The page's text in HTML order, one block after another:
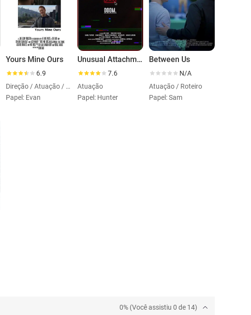
Yours Mine Ours
6.9
Direção / Atuação / Roteiro
Papel: Evan
Unusual Attachment
7.6
Atuação
Papel: Hunter
Between Us
N/A
Atuação / Roteiro
Papel: Sam
0% (Você assistiu 0 de 14)